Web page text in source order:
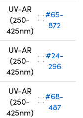
UV-AR
(250-
425nm)
#65-
872
UV-AR
(250-
425nm)
#24-
296
UV-AR
(250-
425nm)
#68-
487